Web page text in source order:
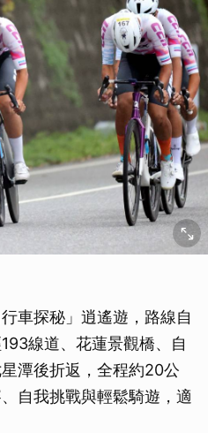
車探秘」逍遙遊，路線自
線道、花蓮景觀橋、自
潭後折返，全程約20公
自我挑戰與輕鬆騎遊，適